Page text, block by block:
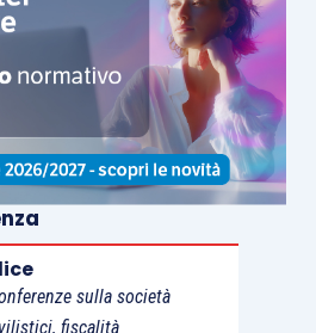
sulla società
fiscalità